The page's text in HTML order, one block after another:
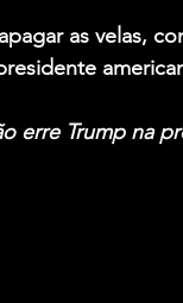
as velas,
erre Trump na